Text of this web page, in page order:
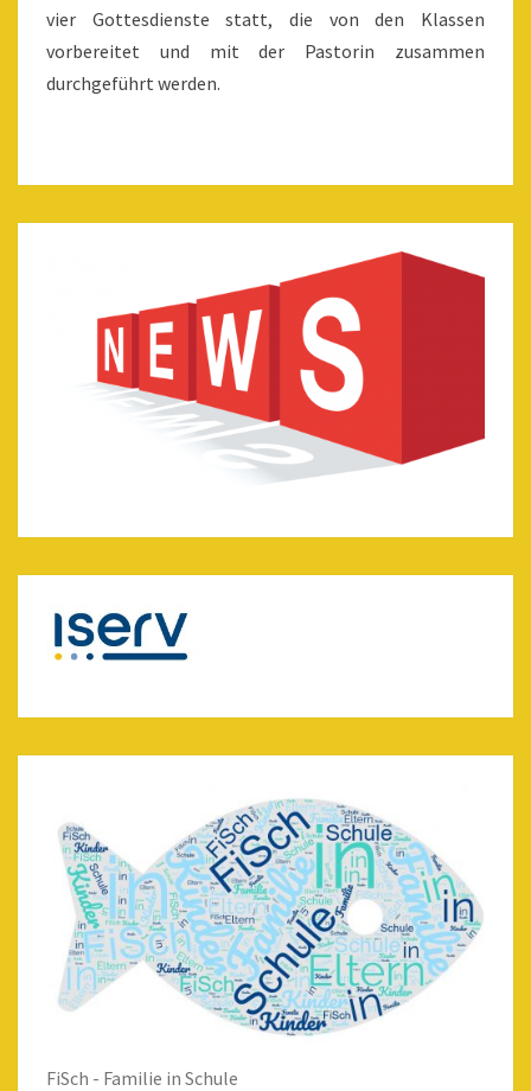
vier Gottesdienste statt, die von den Klassen
vorbereitet und mit der Pastorin zusammen
durchgeführt werden.
FiSch - Familie in Schule